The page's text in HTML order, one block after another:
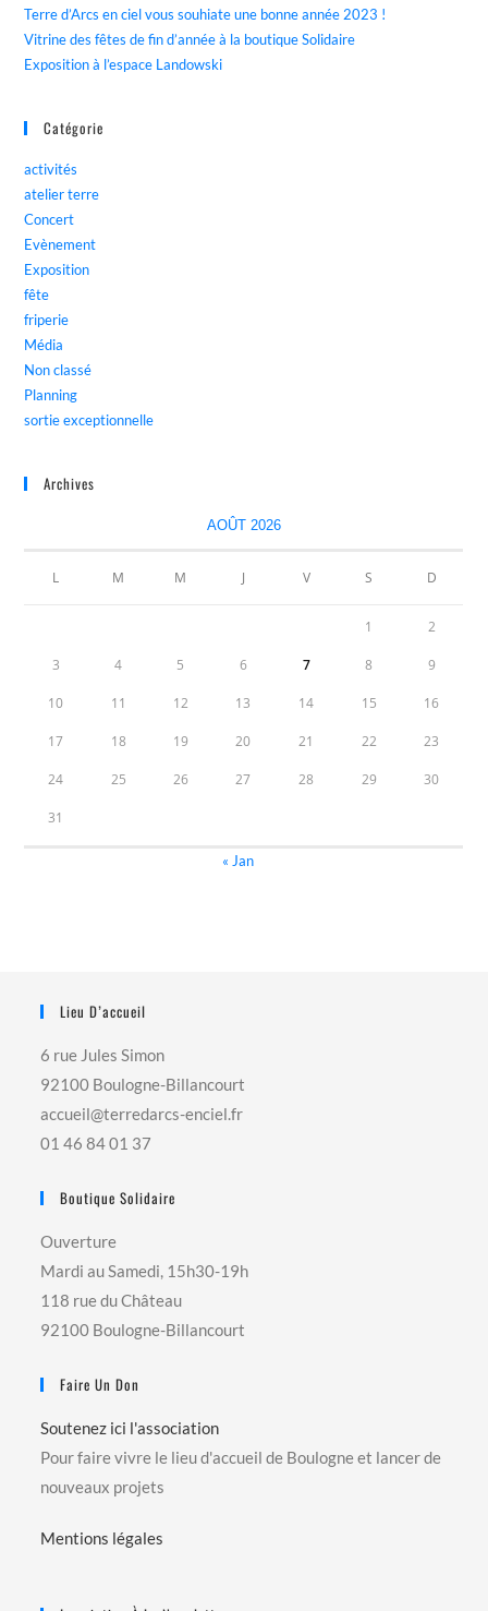
Terre d’Arcs en ciel vous souhiate une bonne année 2023 !
Vitrine des fêtes de fin d’année à la boutique Solidaire
Exposition à l’espace Landowski
Catégorie
activités
atelier terre
Concert
Evènement
Exposition
fête
friperie
Média
Non classé
Planning
sortie exceptionnelle
Archives
AOÛT 2026
L M M J V S D
1 2
3 4 5 6 7 8 9
10 11 12 13 14 15 16
17 18 19 20 21 22 23
24 25 26 27 28 29 30
31
« Jan
Lieu D’accueil
6 rue Jules Simon
92100 Boulogne-Billancourt
accueil@terredarcs-enciel.fr
01 46 84 01 37
Boutique Solidaire
Ouverture
Mardi au Samedi, 15h30-19h
118 rue du Château
92100 Boulogne-Billancourt
Faire Un Don
Soutenez ici l'association
Pour faire vivre le lieu d'accueil de Boulogne et lancer de
nouveaux projets
Mentions légales